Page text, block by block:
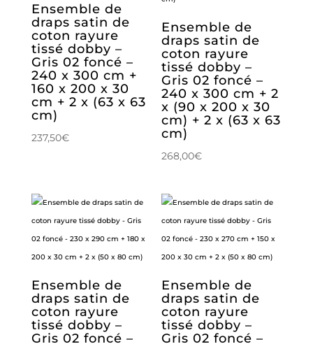
Ensemble de
draps satin de
coton rayure
tissé dobby –
Gris 02 foncé –
240 x 300 cm +
160 x 200 x 30
cm + 2 x (63 x 63
cm)
237,50€
Ensemble de
draps satin de
coton rayure
tissé dobby –
Gris 02 foncé –
240 x 300 cm + 2
x (90 x 200 x 30
cm) + 2 x (63 x 63
cm)
268,00€
Ensemble de
draps satin de
coton rayure
tissé dobby –
Gris 02 foncé –
Ensemble de
draps satin de
coton rayure
tissé dobby –
Gris 02 foncé –